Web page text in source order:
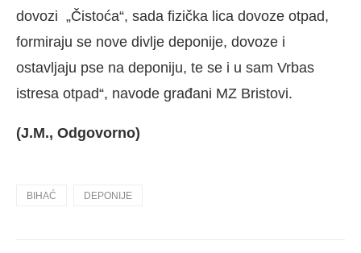
dovozi „Čistoća“, sada fizička lica dovoze otpad,
formiraju se nove divlje deponije, dovoze i
ostavljaju pse na deponiju, te se i u sam Vrbas
istresa otpad“, navode građani MZ Bristovi.
(J.M., Odgovorno)
BIHAĆ DEPONIJE